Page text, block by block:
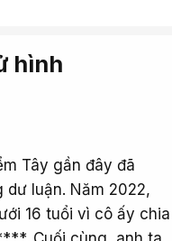
hình
Tây gần đây đã
luận. Năm 2022,
16 tuổi vì cô ấy chia